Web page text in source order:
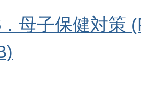
母子保健対策